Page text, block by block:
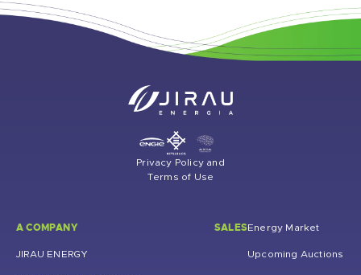
Privacy Policy and
Terms of Use
A COMPANY
JIRAU ENERGY
SALESEnergy Market
Upcoming Auctions